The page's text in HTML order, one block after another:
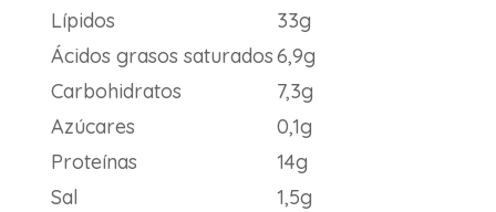
Lípidos
33g
Ácidos grasos saturados6,9g
Carbohidratos
7,3g
Azúcares
0,1g
Proteínas
14g
Sal
1,5g